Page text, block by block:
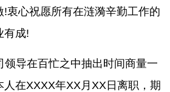
衷心祝愿所有在涟漪辛勤工作的
有成!
领导在百忙之中抽出时间商量一
在XXXX年XX月XX日离职，期